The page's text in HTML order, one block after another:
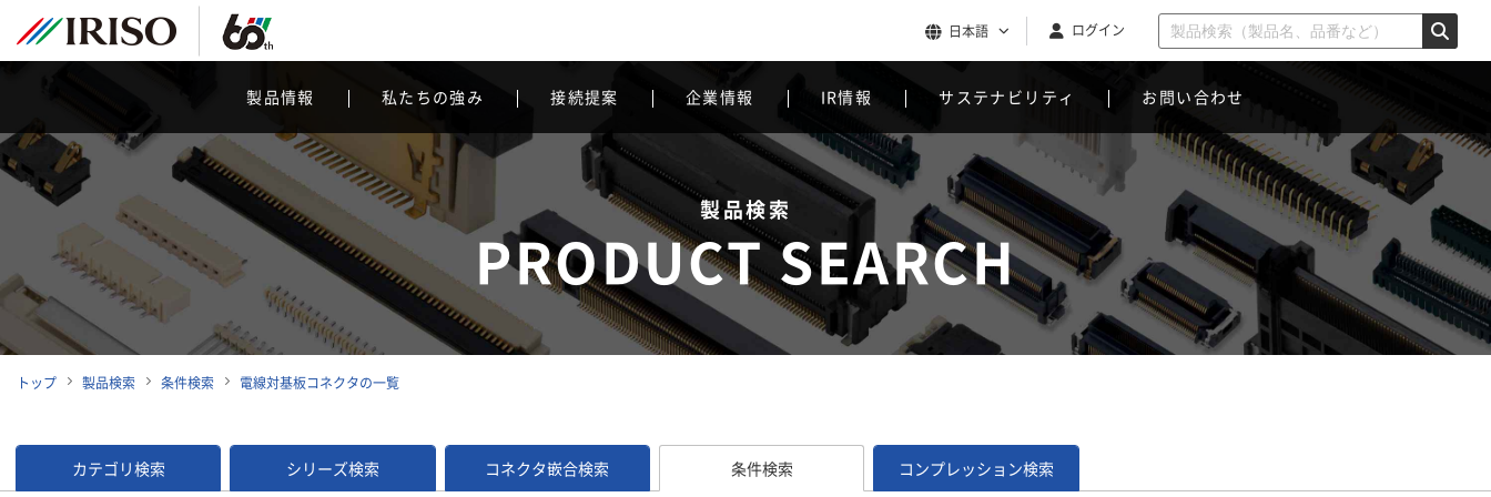
日本語 ログイン
製品情報 私たちの強み 接続提案 企業情報 IR情報 サステナビリティ お問い合わせ
製品検索
PRODUCT SEARCH
トップ 製品検索 条件検索 電線対基板コネクタの一覧
カテゴリ検索 シリーズ検索 コネクタ嵌合検索 条件検索 コンプレッション検索